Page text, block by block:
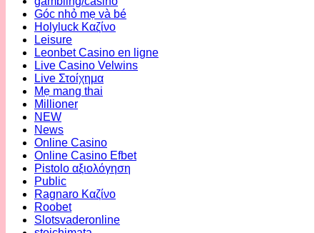
Góc nhỏ mẹ và bé
Holyluck Καζίνο
Leisure
Leonbet Casino en ligne
Live Casino Velwins
Live Στοίχημα
Mẹ mang thai
Millioner
NEW
News
Online Casino
Online Casino Efbet
Pistolo αξιολόγηση
Public
Ragnaro Καζίνο
Roobet
Slotsvaderonline